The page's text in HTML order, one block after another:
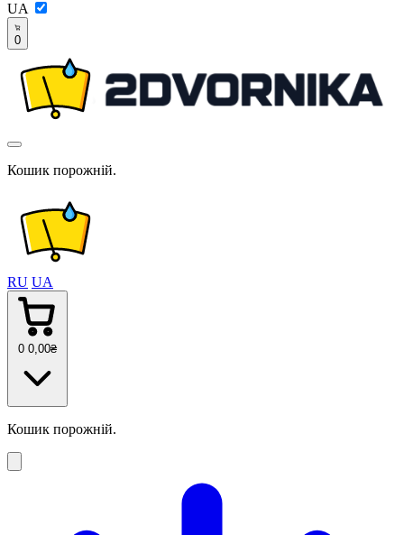
UA
0
Кошик порожній.
RU UA
0 0 ,00₴
Кошик порожній.